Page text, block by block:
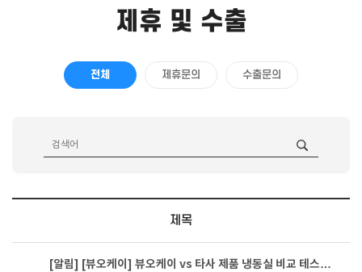
제휴 및 수출
전체 제휴문의 수출문의
제목
[알림] [뷰오케이] 뷰오케이 vs 타사 제품 냉동실 비교 테스…